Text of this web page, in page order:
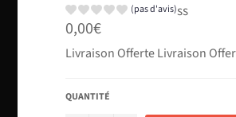
(pas d'avis)ss
Prix
régulier
0,00€
Livraison Offerte Livraison
QUANTITÉ